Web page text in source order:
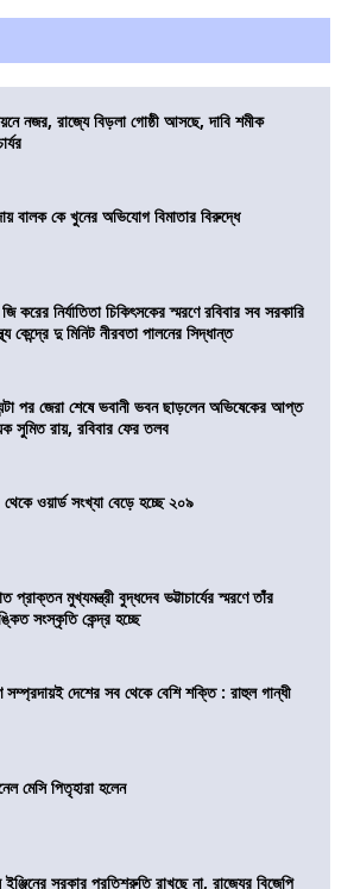
নজর, রাজ্যে বিড়লা গোষ্ঠী আসছে, দাবি শমীক
বালক কে খুনের অভিযোগ বিমাতার বিরুদ্ধে
করের নির্যাতিতা চিকিৎসকের স্মরণে রবিবার সব সরকারি
কেন্দ্রে দু মিনিট নীরবতা পালনের সিদ্ধান্ত
পর জেরা শেষে ভবানী ভবন ছাড়লেন অভিষেকের আপ্ত
সুমিত রায়, রবিবার ফের তলব
ওয়ার্ড সংখ্যা বেড়ে হচ্ছে ২০৯
প্রাক্তন মুখ্যমন্ত্রী বুদ্ধদেব ভট্টাচার্যের স্মরণে তাঁর
সংস্কৃতি কেন্দ্র হচ্ছে
দেশের সব থেকে বেশি শক্তি : রাহুল গান্ধী
মেসি পিতৃহারা হলেন
সরকার প্রতিশ্রুতি রাখছে না, রাজ্যের বিজেপি